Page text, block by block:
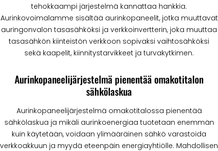
tehokkaampi järjestelmä kannattaa hankkia.
Aurinkovoimalamme sisältää aurinkopaneelit, jotka muuttavat
auringonvalon tasasähköksi ja verkkoinvertterin, joka muuttaa
tasasähkön kiinteistön verkkoon sopivaksi vaihtosähköksi
sekä kaapelit, kiinnitystarvikkeet ja turvakytkimen.
Aurinkopaneelijärjestelmä pienentää omakotitalon
sähkölaskua
Aurinkopaneelijärjestelmä omakotitalossa pienentää
sähkölaskua ja mikäli aurinkoenergiaa tuotetaan enemmän
kuin käytetään, voidaan ylimääräinen sähkö varastoida
verkkoakkuun ja myydä eteenpäin energiayhtiölle. Mahdollisen